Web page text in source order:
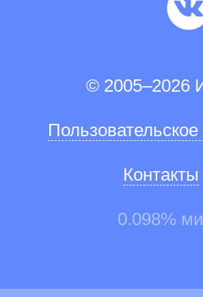
© 2005–2026
Контакты
0.098%